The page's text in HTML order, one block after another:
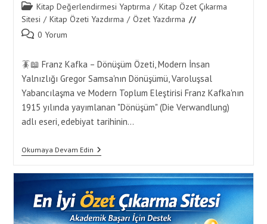
Post
category:
Kitap Değerlendirmesi Yaptırma / Kitap Özet Çıkarma
Sitesi / Kitap Özeti Yazdırma / Özet Yazdırma
Post 0 Yorum
🪳📖 Franz Kafka – Dönüşüm Özeti, Modern İnsan
Yalnızlığı Gregor Samsa'nın Dönüşümü, Varoluşsal
Yabancılaşma ve Modern Toplum Eleştirisi Franz Kafka'nın
1915 yılında yayımlanan "Dönüşüm" (Die Verwandlung)
adlı eseri, edebiyat tarihinin…
Okumaya Devam EdinFranz
Dönüşüm
Özeti,
Modern
İnsan
Yalnızlığı